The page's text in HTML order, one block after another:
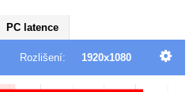
PC latence
Rozlišení: 1920x1080